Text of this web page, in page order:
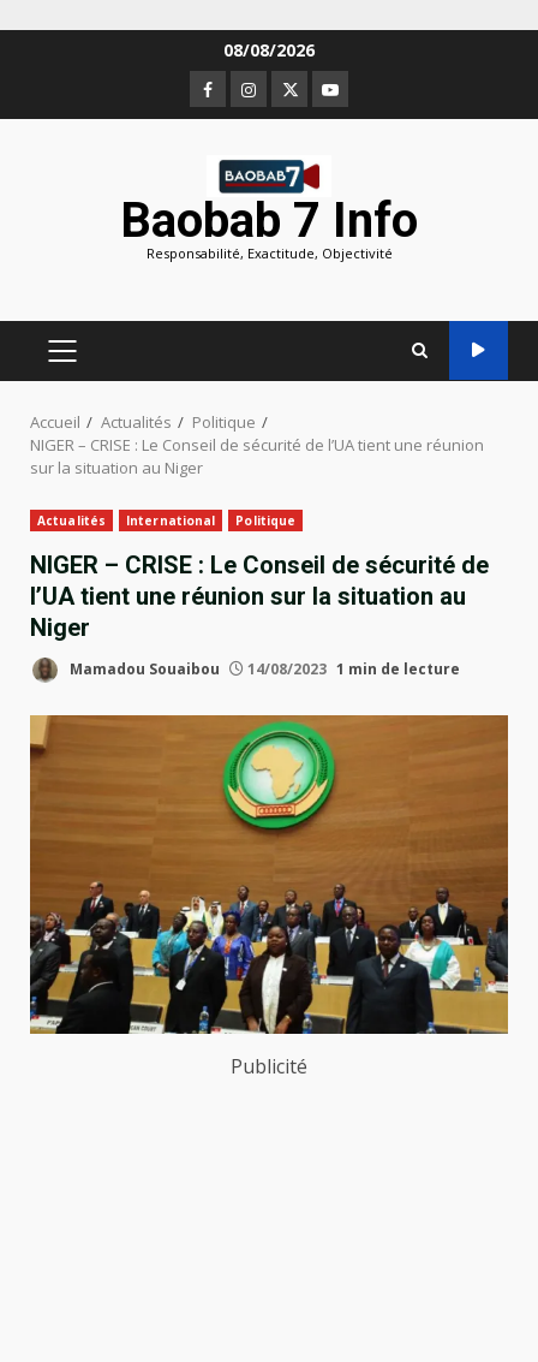
08/08/2026
Facebook
Instagram
TwitterYoutube
Baobab 7 Info
Responsabilité, Exactitude, Objectivité
MENU
PRINCIPAL
Accueil Actualités
Politique
NIGER – CRISE : Le Conseil de sécurité de l’UA tient une réunion
sur la situation au Niger
Actualités International Politique
NIGER – CRISE : Le Conseil de sécurité de
l’UA tient une réunion sur la situation au
Niger
Mamadou Souaibou 14/08/2023 1 min de lecture
Publicité